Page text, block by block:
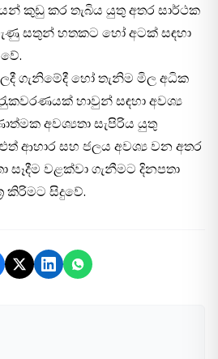
කුඩු කර තැබිය යුතු අතර සාර්ථක
සතුන් හතකට හෝ අටක් සඳහා
ගැනිමේදී හෝ තැනිම මිල අධික
හාවුන් සඳහා අවශ්‍ය
අවශ්‍යතා සැපිරිය යුතු
ආහාර සහ ජලය අවශ්‍ය වන අතර
සෑදීම වළක්වා ගැනීමට දිනපතා
කිරිමට සිදුවේ.